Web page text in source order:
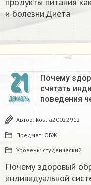
и болезни.Диета
21
ДЕКАБРЬ
Почему
считать
поведения
Автор: kostia20022912
Предмет: ОБЖ
Уровень: студенческий
Почему здоровый
индивидуальной